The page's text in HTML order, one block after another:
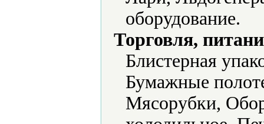
оборудование.
Торговля,
Блистерная
Бумажные
Мясорубки,